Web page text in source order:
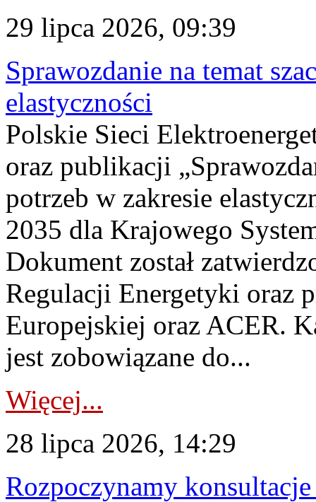
29 lipca 2026, 09:39
Sprawozdanie na temat
elastyczności
Polskie Sieci
oraz publikacji
potrzeb w zakresie
2035 dla Krajowego
Dokument został
Regulacji Energetyki oraz
Europejskiej oraz ACER.
jest zobowiązane do...
Więcej...
28 lipca 2026, 14:29
Rozpoczynamy